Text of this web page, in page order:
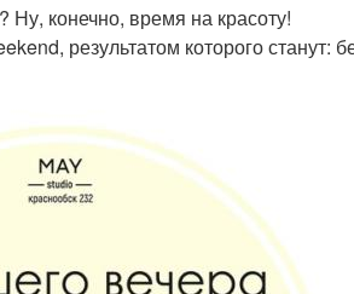
Ну, конечно, время на красоту!
результатом которого станут: